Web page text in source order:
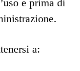
e prima di
a: